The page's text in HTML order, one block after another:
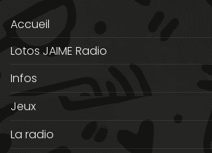
Accueil
Lotos JAIME Radio
Infos
Jeux
La radio